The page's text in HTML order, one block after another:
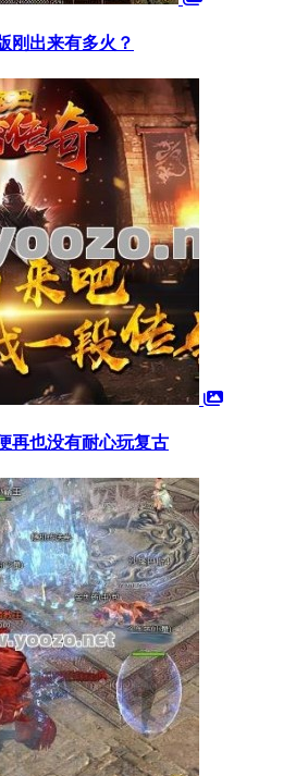
刚出来有多火？
再也没有耐心玩复古